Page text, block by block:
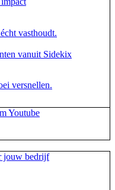
vasthoudt.
versnellen.
Youtube